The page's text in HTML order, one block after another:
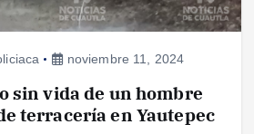
noviembre 11, 2024
sin vida de un hombre
terracería en Yautepec